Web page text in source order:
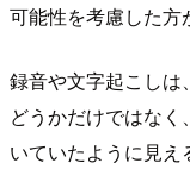
可能性を考慮した方
録音や文字起こし
どうかだけではな
いていたように見